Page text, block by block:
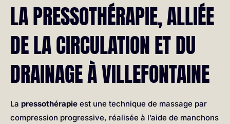
LA PRESSOTHÉRAPIE, ALLIÉE
DE LA CIRCULATION ET DU
DRAINAGE À VILLEFONTAINE
La pressothérapie est une technique de massage par
compression progressive, réalisée à l’aide de manchons